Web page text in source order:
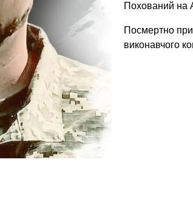
Похований на
Посмертно
виконавчого